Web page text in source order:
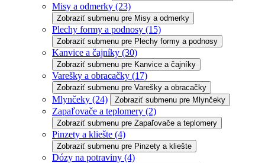
Misy a odmerky (23)
Zobraziť submenu pre Misy a odmerky
Plechy formy a podnosy (15)
Zobraziť submenu pre Plechy formy a podnosy
Kanvice a čajníky (30)
Zobraziť submenu pre Kanvice a čajníky
Varešky a obracačky (17)
Zobraziť submenu pre Varešky a obracačky
Mlynčeky (24) Zobraziť submenu pre Mlynčeky
Zapaľovače a teplomery (2)
Zobraziť submenu pre Zapaľovače a teplomery
Pinzety a kliešte (4)
Zobraziť submenu pre Pinzety a kliešte
Dózy na potraviny (4)